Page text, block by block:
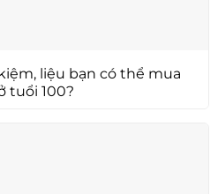
liệu bạn có thể mua
tuổi 100?